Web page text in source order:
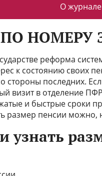
О журнале
НОМЕРУ
реформа
к состоянию своих
стороны последних.
визит в отделение
и быстрые сроки
размер пенсии
узнать